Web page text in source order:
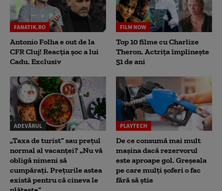
FANATIK.RO
Antonio Folha e out de la
CFR Cluj! Reacția șoc a lui
Cadu. Exclusiv
FILM NOW
Top 10 filme cu Charlize
Theron. Actrița împlinește
51 de ani
ADEVĂRUL
„Taxa de turist” sau prețul
normal al vacanței? „Nu vă
obligă nimeni să
cumpărați. Prețurile astea
există pentru că cineva le
PLAYTECH
De ce consumă mai mult
mașina dacă rezervorul
este aproape gol. Greșeala
pe care mulți șoferi o fac
fără să știe